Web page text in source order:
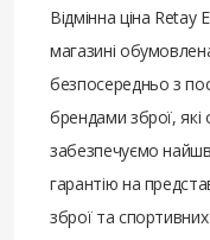
Відмінна ціна
магазині
безпосередньо з
брендами зброї, які
забезпечуємо
гарантію на
зброї та